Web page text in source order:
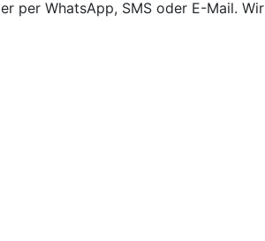
per WhatsApp, SMS oder E-Mail.